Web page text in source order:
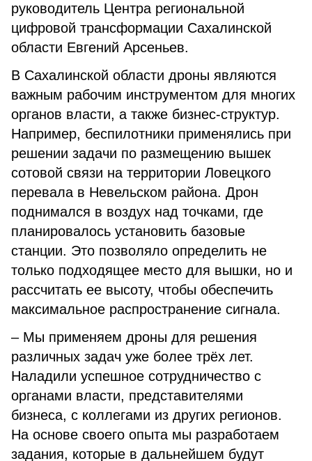
руководитель Центра региональной
цифровой трансформации Сахалинской
области Евгений Арсеньев.
В Сахалинской области дроны являются
важным рабочим инструментом для многих
органов власти, а также бизнес-структур.
Например, беспилотники применялись при
решении задачи по размещению вышек
сотовой связи на территории Ловецкого
перевала в Невельском района. Дрон
поднимался в воздух над точками, где
планировалось установить базовые
станции. Это позволяло определить не
только подходящее место для вышки, но и
рассчитать ее высоту, чтобы обеспечить
максимальное распространение сигнала.
– Мы применяем дроны для решения
различных задач уже более трёх лет.
Наладили успешное сотрудничество с
органами власти, представителями
бизнеса, с коллегами из других регионов.
На основе своего опыта мы разработаем
задания, которые в дальнейшем будут